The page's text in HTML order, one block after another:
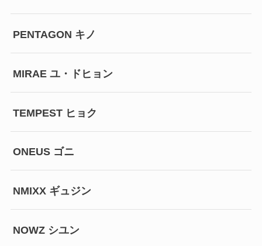
PENTAGON キノ
MIRAE ユ・ドヒョン
TEMPEST ヒョク
ONEUS ゴニ
NMIXX ギュジン
NOWZ シユン